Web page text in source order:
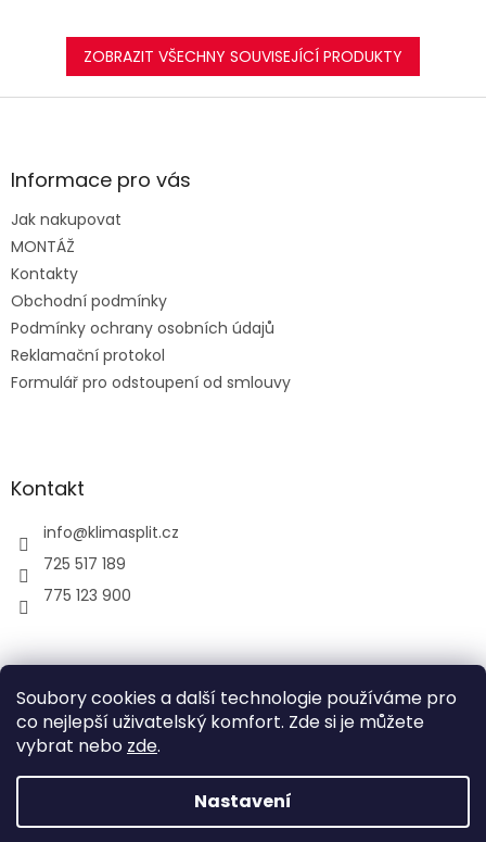
Soubory cookies a další technologie používáme pro
co nejlepší uživatelský komfort. Zde si je můžete
vybrat nebo zde.
Nastavení
ZOBRAZIT VŠECHNY SOUVISEJÍCÍ PRODUKTY
Z
aInformace pro vás
Jak nakupovat
MONTÁŽ
Kontakty
Obchodní podmínky
Podmínky ochrany osobních údajů
Reklamační protokol
Formulář pro odstoupení od smlouvy
Kontakt
info@klimasplit.cz
725 517 189
775 123 900
air-cool
Vytvořil Shoptet